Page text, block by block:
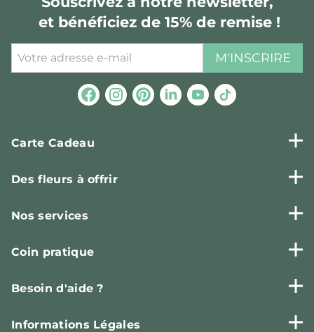
et bénéficiez de 15% de remise !
M'INSCRIRE
Carte Cadeau
Des fleurs à offrir
Nos services
Coin pratique
Besoin d'aide ?
Informations Légales